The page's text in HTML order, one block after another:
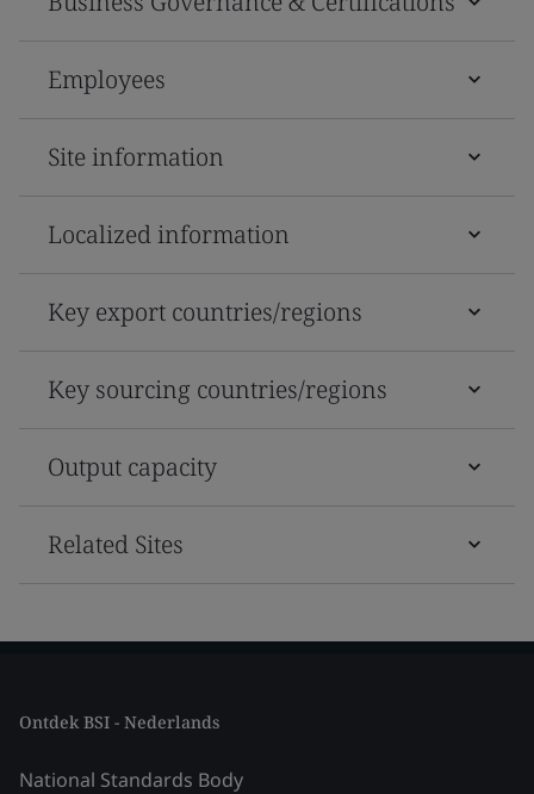
Employees
Site information
Localized information
Key export countries/regions
Key sourcing countries/regions
Output capacity
Related Sites
Ontdek BSI - Nederlands
National Standards Body